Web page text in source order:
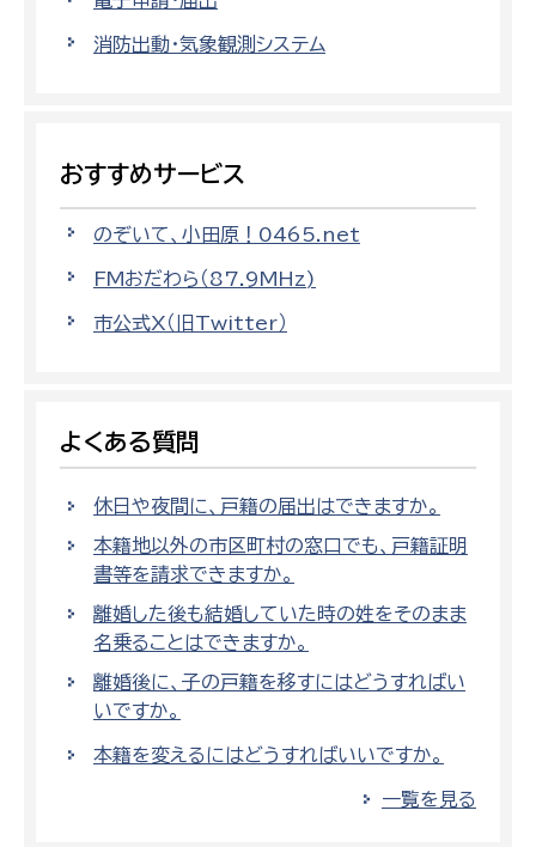
消防出動・気象観測システム
おすすめサービス
のぞいて、小田原！0465.net
FMおだわら（87.9MHz)
市公式X（旧Twitter）
よくある質問
休日や夜間に、戸籍の届出はできますか。
本籍地以外の市区町村の窓口でも、戸籍証明
書等を請求できますか。
離婚した後も結婚していた時の姓をそのまま
名乗ることはできますか。
離婚後に、子の戸籍を移すにはどうすればい
いですか。
本籍を変えるにはどうすればいいですか。
一覧を見る